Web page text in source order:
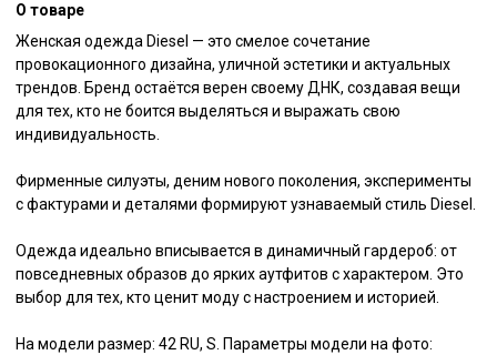
О товаре
Женская одежда Diesel — это смелое сочетание
провокационного дизайна, уличной эстетики и актуальных
трендов. Бренд остаётся верен своему ДНК, создавая вещи
для тех, кто не боится выделяться и выражать свою
индивидуальность.
Фирменные силуэты, деним нового поколения, эксперименты
с фактурами и деталями формируют узнаваемый стиль Diesel.
Одежда идеально вписывается в динамичный гардероб: от
повседневных образов до ярких аутфитов с характером. Это
выбор для тех, кто ценит моду с настроением и историей.
На модели размер: 42 RU, S. Параметры модели на фото: